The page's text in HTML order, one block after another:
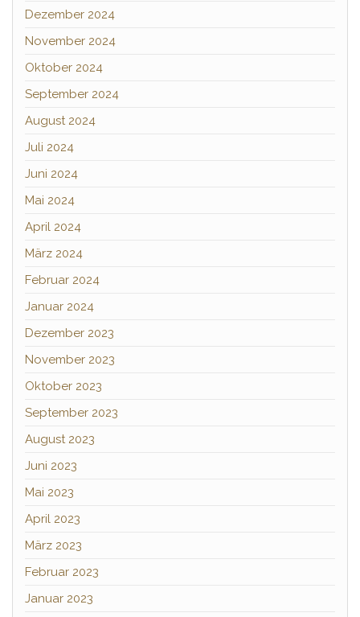
Dezember 2024
November 2024
Oktober 2024
September 2024
August 2024
Juli 2024
Juni 2024
Mai 2024
April 2024
März 2024
Februar 2024
Januar 2024
Dezember 2023
November 2023
Oktober 2023
September 2023
August 2023
Juni 2023
Mai 2023
April 2023
März 2023
Februar 2023
Januar 2023